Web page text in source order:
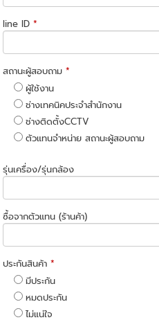
line ID *
สถานะผู้สอบถาม *
ผู้ใช้งาน
ช่างเทคนิคประจำสำนักงาน
ช่างติดตั้งCCTV
ตัวแทนจำหน่าย สถานะผู้สอบถาม
รุ่นเครื่อง/รุ่นกล้อง
ซื้อจากตัวแทน (ร้านค้า)
ประกันสินค้า *
มีประกัน
หมดประกัน
ไม่แน่ใจ